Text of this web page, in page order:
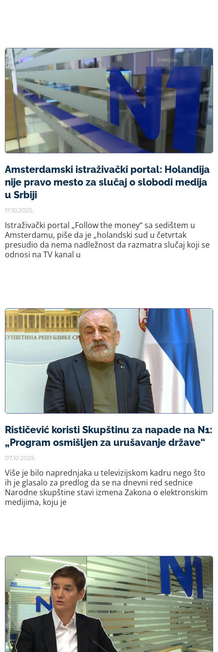
Amsterdamski istraživački portal: Holandija
nije pravo mesto za slučaj o slobodi medija
u Srbiji
17.10.2025.
Istraživački portal „Follow the money“ sa sedištem u
Amsterdamu, piše da je „holandski sud u četvrtak
presudio da nema nadležnost da razmatra slučaj koji se
odnosi na TV kanal u
Rističević koristi Skupštinu za napade na N1:
„Program osmišljen za urušavanje države“
07.10.2025.
Više je bilo naprednjaka u televizijskom kadru nego što
ih je glasalo za predlog da se na dnevni red sednice
Narodne skupštine stavi izmena Zakona o elektronskim
medijima, koju je